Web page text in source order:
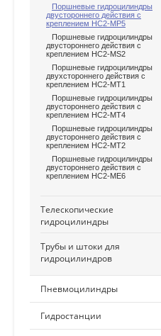
Поршневые гидроцилиндры
двустороннего действия с
креплением HC2-MP5
Поршневые гидроцилиндры
двустороннего действия с
креплением HC2-MS2
Поршневые гидроцилиндры
двухстороннего действия с
креплением HC2-MT1
Поршневые гидроцилиндры
двустороннего действия с
креплением HC2-MT4
Поршневые гидроцилиндры
двустороннего действия с
креплением HC2-MT2
Поршневые гидроцилиндры
двустороннего действия с
креплением HC2-ME6
Телескопические
гидроцилиндры
Трубы и штоки для
гидроцилиндров
Пневмоцилиндры
Гидростанции